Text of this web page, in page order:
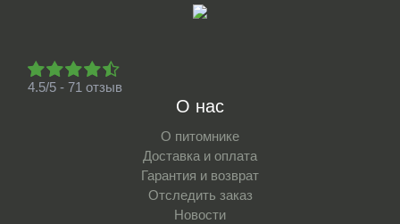
4.5/5 - 71 отзыв
О нас
О питомнике
Доставка и оплата
Гарантия и возврат
Отследить заказ
Новости